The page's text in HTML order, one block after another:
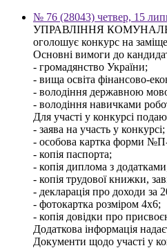
№ 76 (28043) четвер, 15
УПРАВЛІННЯ
оголошує конкурс на
Основні вимоги до
- громадянство України;
- вища освіта фінансово-
- володіння державною
- володіння навичками
Для участі у конкурсі
- заява на участь у конкурсі;
- особова картка форми
- копія паспорта;
- копія диплома з
- копія трудової книжки,
- декларація про доходи за
- фотокартка розміром 4х6;
- копія довідки про
Додаткова інформація
Документи щодо участі у